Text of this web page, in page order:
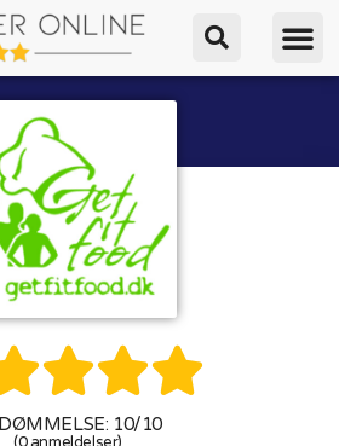

10/10
(0 anmeldelser)